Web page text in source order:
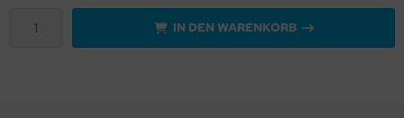
IN DEN WARENKORB